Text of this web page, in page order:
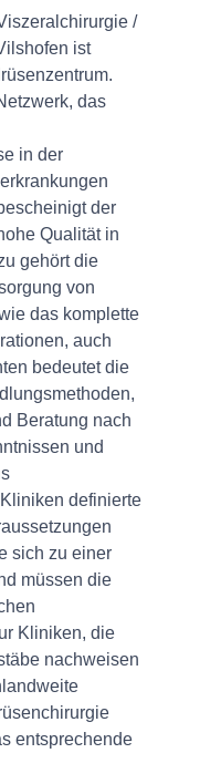
/
ist
das
in der
der
Qualität in
gehört die
von
das komplette
auch
bedeutet die
Beratung nach
und
definierte
sich zu einer
müssen die
Kliniken, die
nachweisen
entsprechende